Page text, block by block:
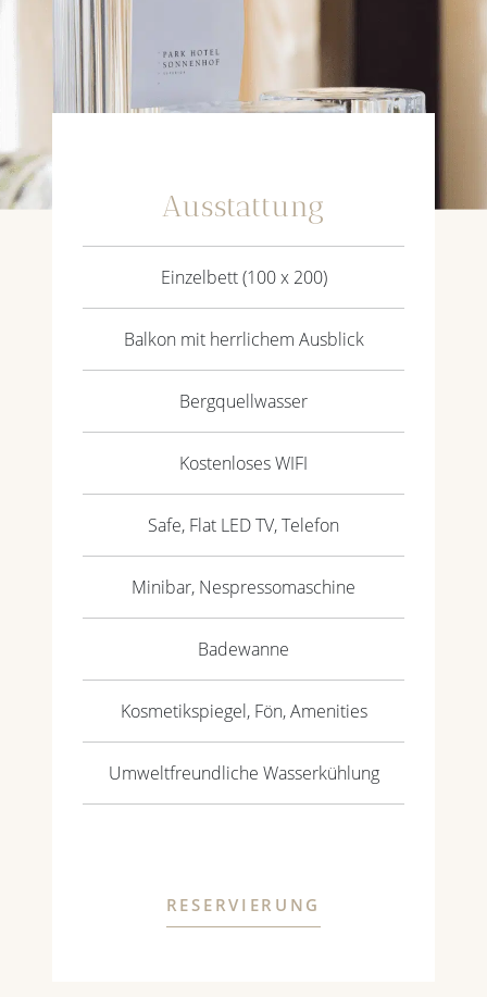
Ausstattung
Einzelbett (100 x 200)
Balkon mit herrlichem Ausblick
Bergquellwasser
Kostenloses WIFI
Safe, Flat LED TV, Telefon
Minibar, Nespressomaschine
Badewanne
Kosmetikspiegel, Fön, Amenities
Umweltfreundliche Wasserkühlung
RESERVIERUNG